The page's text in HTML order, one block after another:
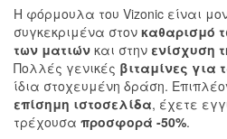
Η φόρμουλα του Vizonic είναι
συγκεκριμένα στον καθαρισμό
των ματιών και στην ενίσχυση
Πολλές γενικές βιταμίνες για
ίδια στοχευμένη δράση.
επίσημη ιστοσελίδα, έχετε
τρέχουσα προσφορά -50%.